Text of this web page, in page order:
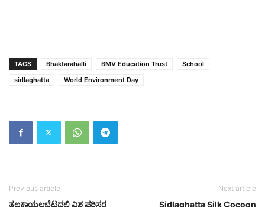
TAGS Bhaktarahalli BMV Education Trust
School
sidlaghatta
World Environment Day
Previous article
ತಲಕಾಯಲಬೆಟ್ಟದಲ್ಲಿ ವಿಶ್ವ ಪರಿಸರ
Next article
Sidlaghatta Silk Cocoon